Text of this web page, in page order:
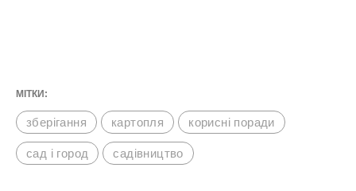
МІТКИ:
зберігання картопля корисні поради
сад і город садівництво